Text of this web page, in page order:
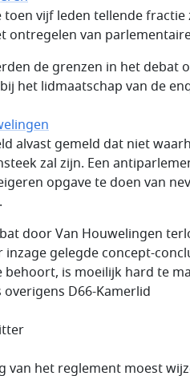
toen vijf leden tellende fractie
ontregelen van
de grenzen in het debat
het lidmaatschap van de
alvast gemeld dat niet
zal zijn. Een
opgave te doen van
door Van Houwelingen
gelegde concept-
behoort, is moeilijk hard te
D66-Kamerlid
van het reglement moest